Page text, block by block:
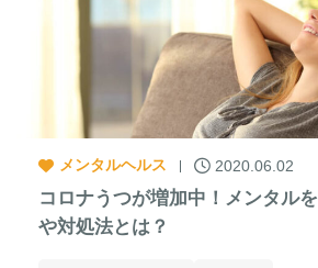
メンタルヘルス 2020.06.02
コロナうつが増加中！メンタル
や対処法とは？